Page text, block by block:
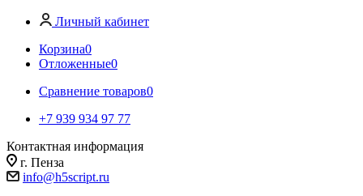
Личный кабинет
Корзина0
Отложенные0
Сравнение товаров0
+7 939 934 97 77
Контактная информация
г. Пенза
info@h5script.ru